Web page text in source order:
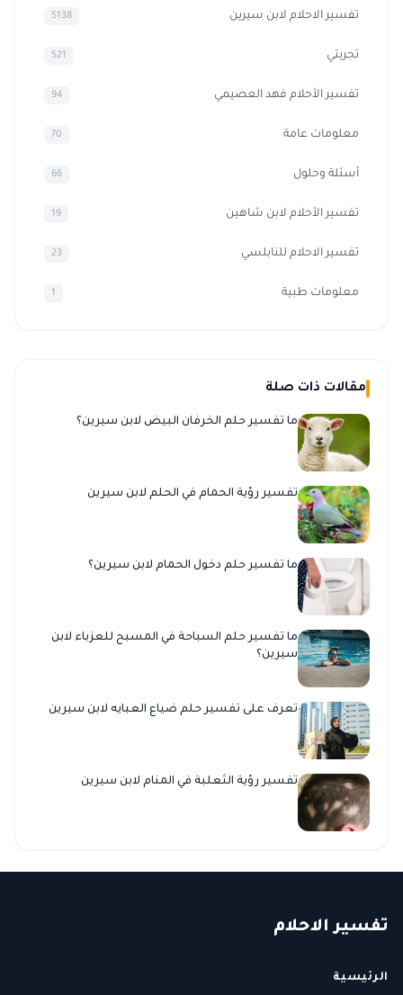
تفسير الاحلام لابن سيرين 5138
تجربتي 521
تفسير الأحلام فهد العصيمي 94
معلومات عامة 70
أسئلة وحلول 66
تفسير الأحلام لابن شاهين 19
تفسير الاحلام للنابلسي 23
معلومات طبية 1
مقالات ذات صلة
ما تفسير حلم الخرفان البيض لابن سيرين؟
تفسير رؤية الحمام في الحلم لابن سيرين
ما تفسير حلم دخول الحمام لابن سيرين؟
ما تفسير حلم السباحة في المسبح للعزباء لابن
سيرين؟
تعرف على تفسير حلم ضياع العبايه لابن سيرين
تفسير رؤية الثعلبة في المنام لابن سيرين
تفسير الاحلام
الرئيسية